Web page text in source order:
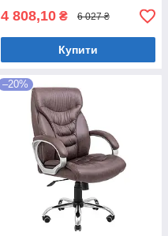
4 808,10 ₴ 6 027 ₴
Купити
–20%